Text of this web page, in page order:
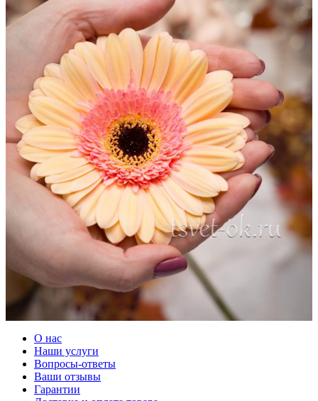
О нас
Наши услуги
Вопросы-ответы
Ваши отзывы
Гарантии